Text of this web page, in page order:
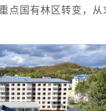
点国有林区转变，